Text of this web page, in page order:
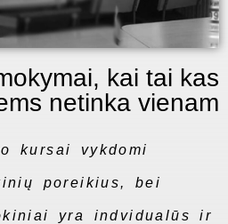
kai tai kas
netinka vienam
kursai vykdomi
poreikius, bei
yra indvidualūs ir